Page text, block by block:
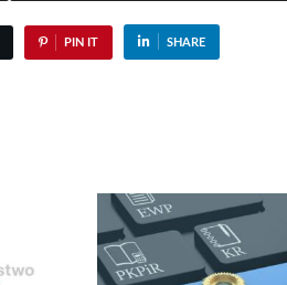
PIN IT SHARE